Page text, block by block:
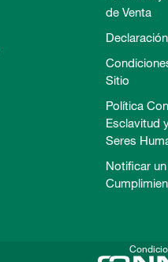
de Venta
Sitio
Política
Esclavitud
Seres
Notificar